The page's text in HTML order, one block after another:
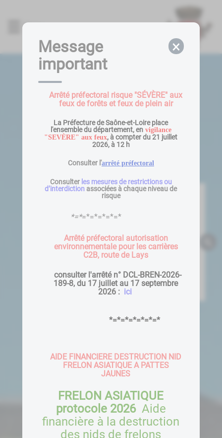
menu
contenu
la
pied
Menu
Message
important
×
Arrêté préfectoral risque "SÉVÈRE" aux
feux de forêts et feux de plein air
La Préfecture de Saône-et-Loire place
l'ensemble du département, envigilance
"SEVÈRE" aux feux, à compter du 21 juillet
2026, à 12 h
Consulter l'arrêté préfectoral
Consulter les mesures de restrictions ou
d’interdiction associées à chaque niveau de
risque
*=*=*=*=*=*=*
Arrêté préfectoral autorisation
environnementale pour les carrières
C2B, route de Lays
consulter l'arrêté n° DCL-BREN-2026-
189-8, du 17 juillet au 17 septembre
2026 : ici
*=*=*=*=*=*=*
AIDE FINANCIERE DESTRUCTION NID
FRELON ASIATIQUE A PATTES
JAUNES
FRELON ASIATIQUE
protocole 2026 Aide
financière à la destruction
des nids de frelons